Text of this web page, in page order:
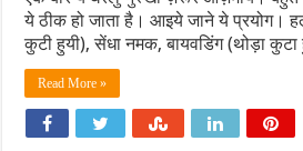
ये ठीक हो जाता है। आइये जाने ये प्रयोग।
कुटी हुयी), सेंधा नमक, बायवडिंग (थोड़ा
Read More »